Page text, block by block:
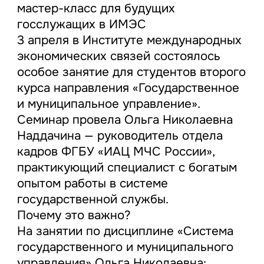
мастер-класс для будущих
госслужащих в ИМЭС
3 апреля в Институте международных
экономических связей состоялось
особое занятие для студентов второго
курса направления «Государственное
и муниципальное управление».
Семинар провела Ольга Николаевна
Наддачина — руководитель отдела
кадров ФГБУ «ИАЦ МЧС России»,
практикующий специалист с богатым
опытом работы в системе
государственной службы.
Почему это важно?
На занятии по дисциплине «Система
государственного и муниципального